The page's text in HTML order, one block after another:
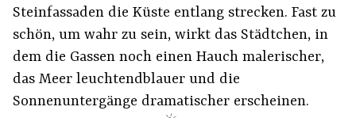
Steinfassaden die Küste entlang strecken. Fast zu
schön, um wahr zu sein, wirkt das Städtchen, in
dem die Gassen noch einen Hauch malerischer,
das Meer leuchtendblauer und die
Sonnenuntergänge dramatischer erscheinen.